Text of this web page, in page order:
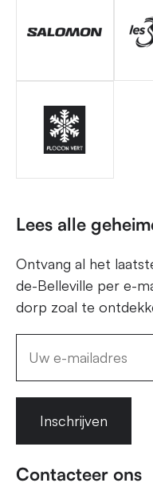
Lees alle
Ontvang al het
de-Belleville per e-
dorp zoal te
Inschrijven
Contacteer ons